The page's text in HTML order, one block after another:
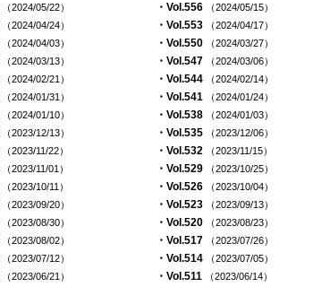
（2024/05/22） ・Vol.556 （2024/05/15）
（2024/04/24） ・Vol.553 （2024/04/17）
（2024/04/03） ・Vol.550 （2024/03/27）
（2024/03/13） ・Vol.547 （2024/03/06）
（2024/02/21） ・Vol.544 （2024/02/14）
（2024/01/31） ・Vol.541 （2024/01/24）
（2024/01/10） ・Vol.538 （2024/01/03）
（2023/12/13） ・Vol.535 （2023/12/06）
（2023/11/22） ・Vol.532 （2023/11/15）
（2023/11/01） ・Vol.529 （2023/10/25）
（2023/10/11） ・Vol.526 （2023/10/04）
（2023/09/20） ・Vol.523 （2023/09/13）
（2023/08/30） ・Vol.520 （2023/08/23）
（2023/08/02） ・Vol.517 （2023/07/26）
（2023/07/12） ・Vol.514 （2023/07/05）
（2023/06/21） ・Vol.511 （2023/06/14）